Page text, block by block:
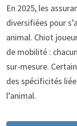
En 2025, les
diversifiées pour
animal. Chiot
de mobilité :
sur-mesure.
des spécificités
l’animal.